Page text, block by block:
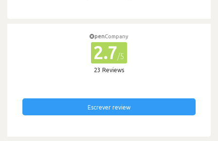
penCompany
2.7/5
23 Reviews
Escrever review